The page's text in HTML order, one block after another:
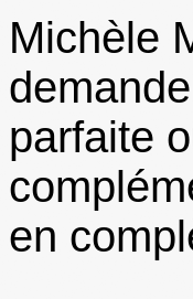
Michèle
parfaite
en